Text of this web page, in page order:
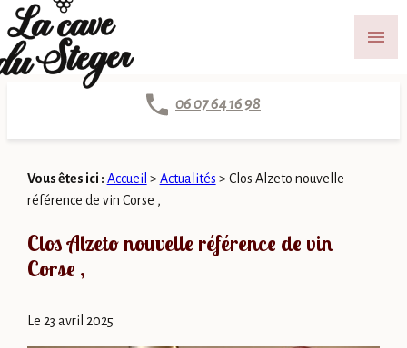
menu
06 07 64 16 98
Vous êtes ici : Accueil > Actualités > Clos Alzeto nouvelle
référence de vin Corse ,
Clos Alzeto nouvelle référence de vin
Corse ,
Le 23 avril 2025
Panneau de gestion des cookies